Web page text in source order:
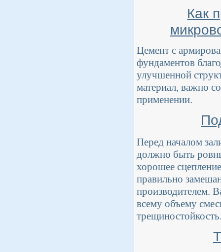
Как
Цемент с
фундаментов
улучшенной
материал, важно
применении.
Перед началом
должно быть
хорошее
правильно
производителем.
всему объему